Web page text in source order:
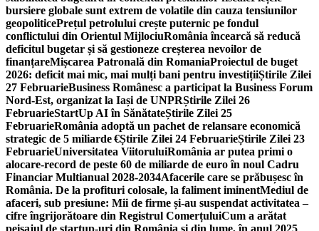
bursiere globale sunt extrem de volatile din cauza tensiunilor
geopoliticePrețul petrolului crește puternic pe fondul
conflictului din Orientul MijlociuRomânia încearcă să reducă
deficitul bugetar și să gestioneze creșterea nevoilor de
finanțareMișcarea Patronală din RomaniaProiectul de buget
2026: deficit mai mic, mai mulți bani pentru investițiiȘtirile Zilei
27 FebruarieBusiness Românesc a participat la Business Forum
Nord-Est, organizat la Iași de UNPRȘtirile Zilei 26
FebruarieStartUp AI în SănătateȘtirile Zilei 25
FebruarieRomânia adoptă un pachet de relansare economică
strategic de 5 miliarde €Știrile Zilei 24 FebruarieȘtirile Zilei 23
FebruarieUniversitatea ViitoruluiRomânia ar putea primi o
alocare-record de peste 60 de miliarde de euro în noul Cadru
Financiar Multianual 2028-2034Afacerile care se prăbușesc în
România. De la profituri colosale, la faliment iminentMediul de
afaceri, sub presiune: Mii de firme și-au suspendat activitatea –
cifre îngrijorătoare din Registrul ComerțuluiCum a arătat
peisajul de startup-uri din România și din lume, în anul 2025